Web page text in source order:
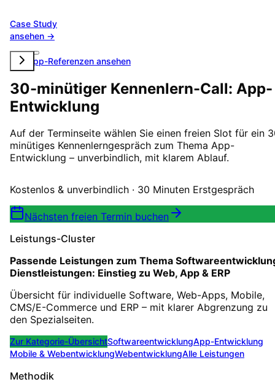
Case Study
ansehen →
Alle App-Referenzen ansehen
30-minütiger Kennenlern-Call: App-
Entwicklung
Auf der Terminseite wählen Sie einen freien Slot für ein
minütiges Kennenlerngespräch zum Thema App-
Entwicklung – unverbindlich, mit klarem Ablauf.
Kostenlos & unverbindlich · 30 Minuten Erstgespräch
Nächsten freien Termin buchen
Leistungs-Cluster
Passende Leistungen zum Thema
Dienstleistungen: Einstieg zu Web, App & ERP
Übersicht für individuelle Software, Web-Apps, Mobile,
CMS/E-Commerce und ERP – mit klarer Abgrenzung zu
den Spezialseiten.
Zur Kategorie-ÜbersichtSoftwareentwicklungApp-Entwicklung
Mobile & WebentwicklungWebentwicklungAlle Leistungen
Methodik